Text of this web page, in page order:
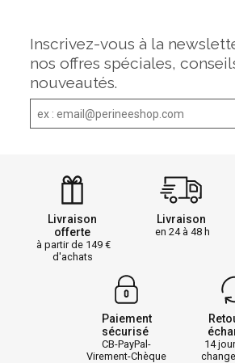
Inscrivez-vous à la
nos offres spéciales,
nouveautés.
Livraison
offerte
à partir de 149
d'achats
Livraison
en 24 à 48 h
Paiement
sécurisé
CB-PayPal-
Virement-Chèque
14